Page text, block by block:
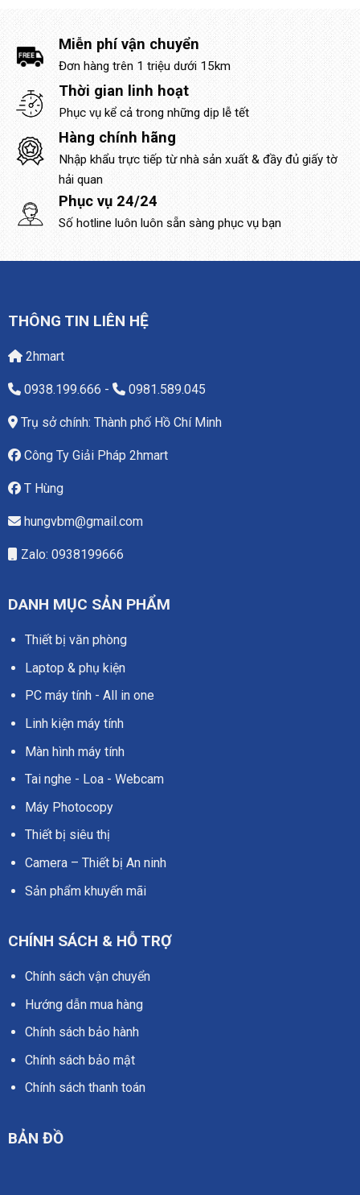
Miễn phí vận chuyển
Đơn hàng trên 1 triệu dưới 15km
Thời gian linh hoạt
Phục vụ kể cả trong những dịp lễ tết
Hàng chính hãng
Nhập khẩu trực tiếp từ nhà sản xuất & đầy đủ giấy tờ
hải quan
Phục vụ 24/24
Số hotline luôn luôn sẵn sàng phục vụ bạn
THÔNG TIN LIÊN HỆ
2hmart
0938.199.666 - 0981.589.045
Trụ sở chính: Thành phố Hồ Chí Minh
Công Ty Giải Pháp 2hmart
T Hùng
hungvbm@gmail.com
Zalo: 0938199666
DANH MỤC SẢN PHẨM
Thiết bị văn phòng
Laptop & phụ kiện
PC máy tính - All in one
Linh kiện máy tính
Màn hình máy tính
Tai nghe - Loa - Webcam
Máy Photocopy
Thiết bị siêu thị
Camera – Thiết bị An ninh
Sản phẩm khuyến mãi
CHÍNH SÁCH & HỖ TRỢ
Chính sách vận chuyển
Hướng dẫn mua hàng
Chính sách bảo hành
Chính sách bảo mật
Chính sách thanh toán
BẢN ĐỒ